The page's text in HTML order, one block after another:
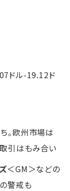
ドル-19.12ド
。欧州市場は
引はもみ合い
＜GM＞などの
警戒も